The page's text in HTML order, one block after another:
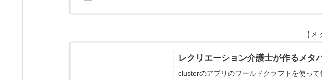
【
レクリエーション介護士が作るメタ
clusterのアプリのワールドクラフトを使っ